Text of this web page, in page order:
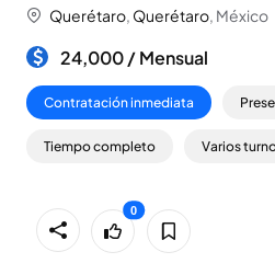
Querétaro, Querétaro, México
24,000 /Mensual
Contratación inmediata
Tiempo completo Varios
00